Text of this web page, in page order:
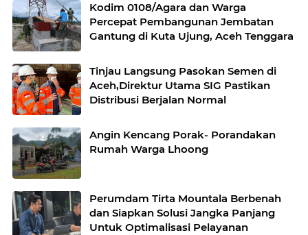
Kodim 0108/Agara dan Warga
Percepat Pembangunan Jembatan
Gantung di Kuta Ujung, Aceh Tenggara
Tinjau Langsung Pasokan Semen di
Aceh,Direktur Utama SIG Pastikan
Distribusi Berjalan Normal
Angin Kencang Porak- Porandakan
Rumah Warga Lhoong
Perumdam Tirta Mountala Berbenah
dan Siapkan Solusi Jangka Panjang
Untuk Optimalisasi Pelayanan